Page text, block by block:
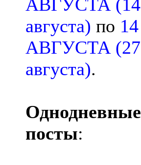
АВГУСТА (14
августа) по 14
АВГУСТА (27
августа).
Однодневные
посты: